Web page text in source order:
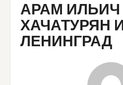
АРАМ ИЛЬИЧ
ХАЧАТУРЯН
ЛЕНИНГРАД